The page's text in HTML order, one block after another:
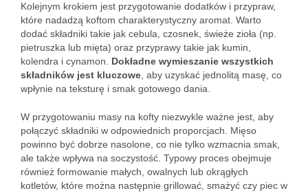
Kolejnym krokiem jest przygotowanie dodatków i przypraw,
które nadadzą koftom charakterystyczny aromat. Warto
dodać składniki takie jak cebula, czosnek, świeże zioła (np.
pietruszka lub mięta) oraz przyprawy takie jak kumin,
kolendra i cynamon. Dokładne wymieszanie wszystkich
składników jest kluczowe , aby uzyskać jednolitą masę, co
wpłynie na teksturę i smak gotowego dania.
W przygotowaniu masy na kofty niezwykle ważne jest, aby
połączyć składniki w odpowiednich proporcjach. Mięso
powinno być dobrze nasolone, co nie tylko wzmacnia smak,
ale także wpływa na soczystość. Typowy proces obejmuje
również formowanie małych, owalnych lub okrągłych
kotletów, które można następnie grillować, smażyć czy piec w